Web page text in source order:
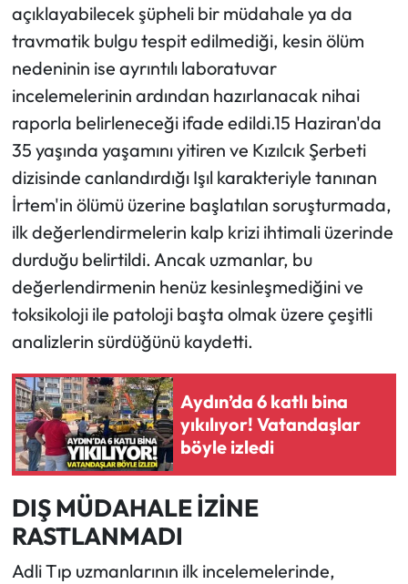
açıklayabilecek şüpheli bir müdahale ya da
travmatik bulgu tespit edilmediği, kesin ölüm
nedeninin ise ayrıntılı laboratuvar
incelemelerinin ardından hazırlanacak nihai
raporla belirleneceği ifade edildi.15 Haziran'da
35 yaşında yaşamını yitiren ve Kızılcık Şerbeti
dizisinde canlandırdığı Işıl karakteriyle tanınan
İrtem'in ölümü üzerine başlatılan soruşturmada,
ilk değerlendirmelerin kalp krizi ihtimali üzerinde
durduğu belirtildi. Ancak uzmanlar, bu
değerlendirmenin henüz kesinleşmediğini ve
toksikoloji ile patoloji başta olmak üzere çeşitli
analizlerin sürdüğünü kaydetti.
Aydın’da 6 katlı bina
yıkılıyor! Vatandaşlar
böyle izledi
DIŞ MÜDAHALE İZİNE
RASTLANMADI
Adli Tıp uzmanlarının ilk incelemelerinde,